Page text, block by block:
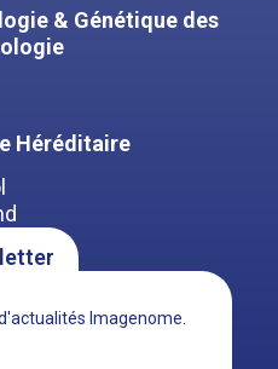
& Génétique des
Héréditaire
Imagenome.